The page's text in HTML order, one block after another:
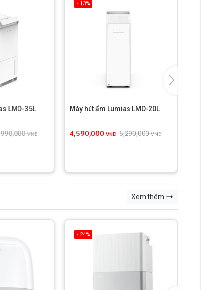
LMD-35L
VND
- 13%
Máy hút ẩm Lumias LMD-20L
4,590,000 VND 5,290,000 VND
Xem thêm
- 24%